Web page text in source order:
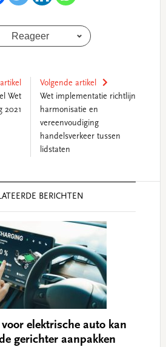
Reageer
Wet
2021
Volgende artikel
Wet implementatie richtlijn
harmonisatie en
vereenvoudiging
handelsverkeer tussen
lidstaten
BERICHTEN
elektrische auto kan
gerichter aanpakken